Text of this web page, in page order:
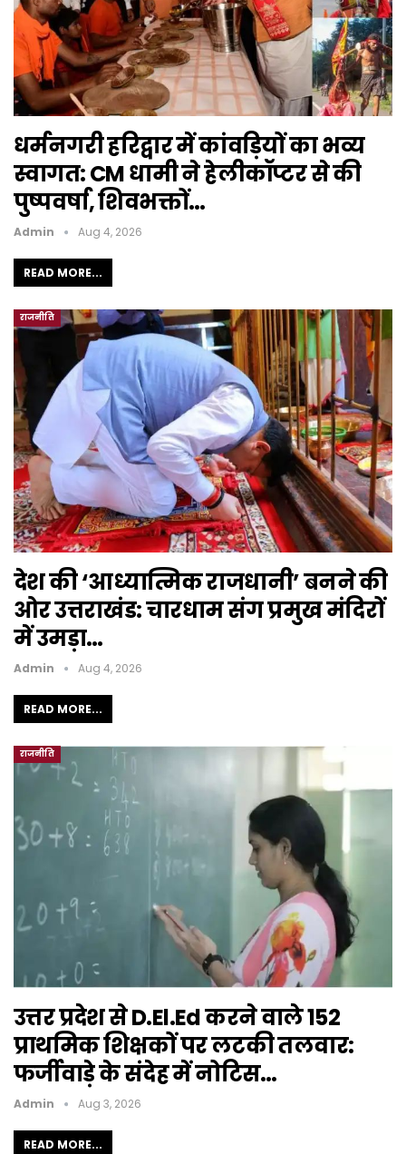
धर्मनगरी हरिद्वार में कांवड़ियों का भव्य
स्वागत: CM धामी ने हेलीकॉप्टर से की
पुष्पवर्षा, शिवभक्तों…
Admin Aug 4, 2026
READ MORE...
राजनीति
देश की ‘आध्यात्मिक राजधानी’ बनने की
ओर उत्तराखंड: चारधाम संग प्रमुख मंदिरों
में उमड़ा…
Admin Aug 4, 2026
READ MORE...
राजनीति
उत्तर प्रदेश से D.El.Ed करने वाले 152
प्राथमिक शिक्षकों पर लटकी तलवार:
फर्जीवाड़े के संदेह में नोटिस…
Admin Aug 3, 2026
READ MORE...